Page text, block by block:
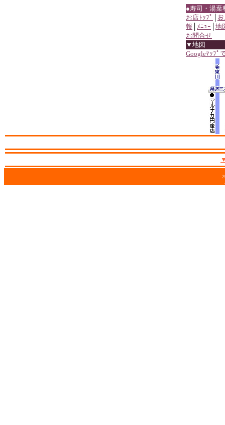
●寿司・湯
お店ﾄｯﾌﾟ
報
ﾒﾆｭｰ
地
お問合せ
▼地図
Googleﾏｯﾌﾟ